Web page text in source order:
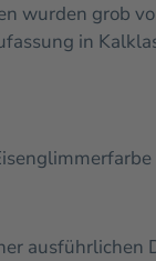
wurden grob
in
ausführlichen